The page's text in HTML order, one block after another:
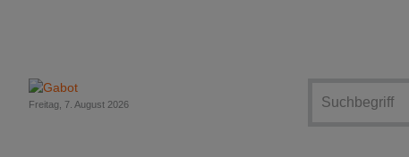
Freitag, 7. August 2026